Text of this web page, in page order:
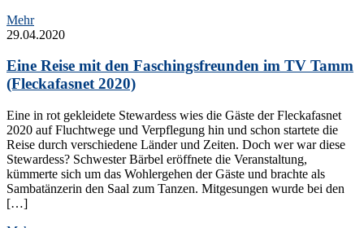
Mehr
29.04.2020
Eine Reise mit den Faschingsfreunden im TV Tamm
(Fleckafasnet 2020)
Eine in rot gekleidete Stewardess wies die Gäste der Fleckafasnet
2020 auf Fluchtwege und Verpflegung hin und schon startete die
Reise durch verschiedene Länder und Zeiten. Doch wer war diese
Stewardess? Schwester Bärbel eröffnete die Veranstaltung,
kümmerte sich um das Wohlergehen der Gäste und brachte als
Sambatänzerin den Saal zum Tanzen. Mitgesungen wurde bei den
[…]